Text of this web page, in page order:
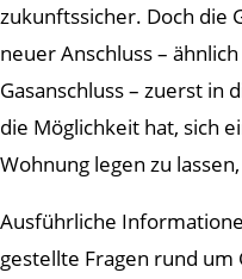
zukunftssicher. Doch die
neuer Anschluss –
Gasanschluss – zuerst in
die Möglichkeit hat, sich
Wohnung legen zu
Ausführliche
gestellte Fragen rund um